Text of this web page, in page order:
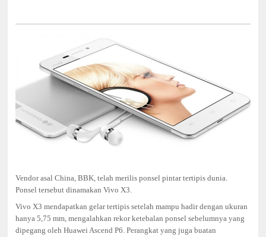
Vendor asal China, BBK, telah merilis ponsel pintar tertipis dunia.
Ponsel tersebut dinamakan Vivo X3.
Vivo X3 mendapatkan gelar tertipis setelah mampu hadir dengan ukuran
hanya 5,75 mm, mengalahkan rekor ketebalan ponsel sebelumnya yang
dipegang oleh Huawei Ascend P6. Perangkat yang juga buatan